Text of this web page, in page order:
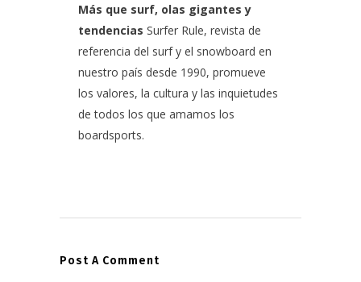
Más que surf, olas gigantes y
tendencias Surfer Rule, revista de
referencia del surf y el snowboard en
nuestro país desde 1990, promueve
los valores, la cultura y las inquietudes
de todos los que amamos los
boardsports.
Post A Comment